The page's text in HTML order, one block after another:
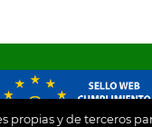
propias y de terceros